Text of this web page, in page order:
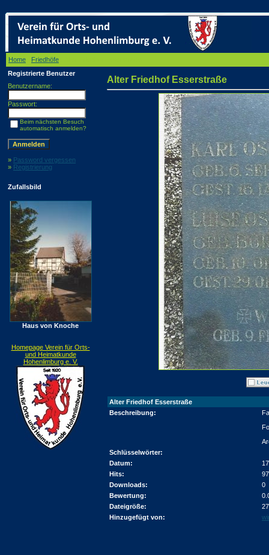
Home Friedhöfe
Registrierte Benutzer
Benutzername:
Passwort:
Beim nächsten Besuch
automatisch anmelden?
» Password vergessen
» Registrierung
Zufallsbild
Haus von Knoche
Homepage Verein für Orts-
und Heimatkunde
Hohenlimburg e. V.
Alter Friedhof Esserstraße
Alter Friedhof Esserstraße
Beschreibung:
Schlüsselwörter:
Datum:
Hits:
Downloads:
0
Bewertung:
Dateigröße:
Hinzugefügt von: